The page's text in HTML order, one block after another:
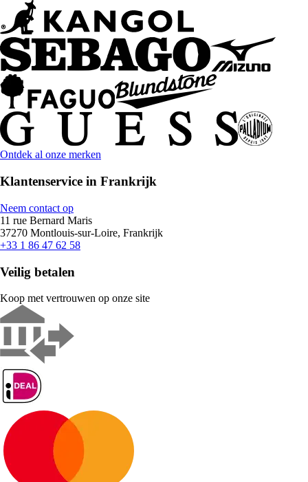
Ontdek al onze merken
Klantenservice in Frankrijk
Neem contact op
11 rue Bernard Maris
37270 Montlouis-sur-Loire, Frankrijk
+33 1 86 47 62 58
Veilig betalen
Koop met vertrouwen op onze site